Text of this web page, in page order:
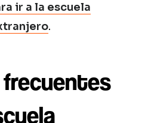
ir a la escuela
.